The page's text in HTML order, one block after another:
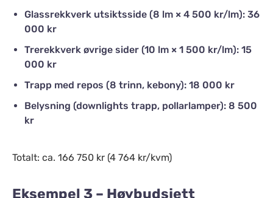
Glassrekkverk utsiktsside (8 lm × 4 500 kr/lm): 36
000 kr
Trerekkverk øvrige sider (10 lm × 1 500 kr/lm): 15
000 kr
Trapp med repos (8 trinn, kebony): 18 000 kr
Belysning (downlights trapp, pollarlamper): 8 500
kr
Totalt: ca. 166 750 kr (4 764 kr/kvm)
Eksempel 3 – Høybudsjett